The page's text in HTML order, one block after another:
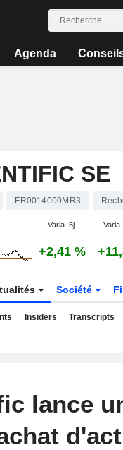
Agenda
SE
FR0014000MR3
Varia. 5j.
+2,41 %
Société
Insiders Transcripts
lance